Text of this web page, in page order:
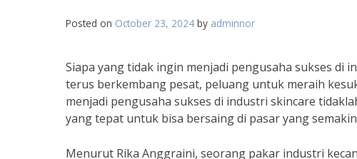
Posted on October 23, 2024 by adminnor
Siapa yang tidak ingin menjadi pengusaha sukses di
terus berkembang pesat, peluang untuk meraih
menjadi pengusaha sukses di industri skincare
yang tepat untuk bisa bersaing di pasar yang
Menurut Rika Anggraini, seorang pakar industri